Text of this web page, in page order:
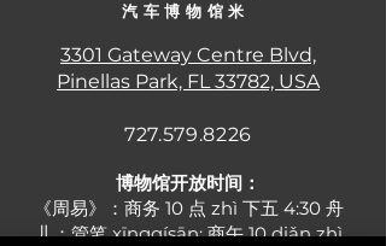
汽车博物馆米
3301 Gateway Centre Blvd,
Pinellas Park, FL 33782, USA
727.579.8226
博物馆开放时间：
《周易》：商务 10 点 zhì 下五 4:30 舟
儿：管笔 xīngqísān: 商午 10 diǎn zhì